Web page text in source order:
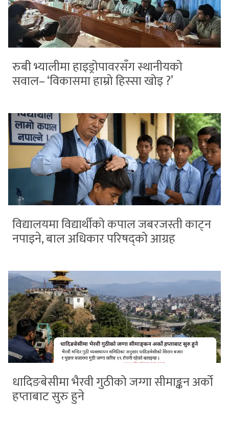
रुबी भ्यालीमा हाइड्रोपावरसँग स्थानीयको
सवाल– ‘विकासमा हाम्रो हिस्सा खोइ ?’
विद्यालयमा विद्यार्थीको कपाल जबरजस्ती काट्न
नपाइने, बाल अधिकार परिषद्को आग्रह
धादिङबेसीमा भैरवी गुठीको जग्गा सीमाङ्कन अर्को
हप्ताबाट सुरु हुने